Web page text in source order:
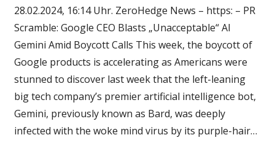
28.02.2024, 16:14 Uhr. ZeroHedge News – https: – PR
Scramble: Google CEO Blasts „Unacceptable“ AI
Gemini Amid Boycott Calls This week, the boycott of
Google products is accelerating as Americans were
stunned to discover last week that the left-leaning
big tech company’s premier artificial intelligence bot,
Gemini, previously known as Bard, was deeply
infected with the woke mind virus by its purple-hair…